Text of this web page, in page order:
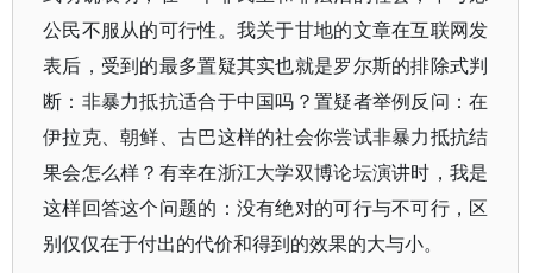
公民不服从的可行性。我关于甘地的文章在互联网发
表后，受到的最多置疑其实也就是罗尔斯的排除式判
断：非暴力抵抗适合于中国吗？置疑者举例反问：在
伊拉克、朝鲜、古巴这样的社会你尝试非暴力抵抗结
果会怎么样？有幸在浙江大学双博论坛演讲时，我是
这样回答这个问题的：没有绝对的可行与不可行，区
别仅仅在于付出的代价和得到的效果的大与小。